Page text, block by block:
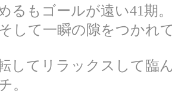
るもゴールが遠い41期
して一瞬の隙をつかれ
してリラックスして臨
。